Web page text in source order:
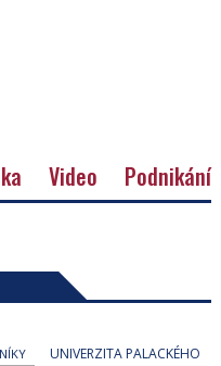
Video Podnikání
UNIVERZITA PALACKÉHO